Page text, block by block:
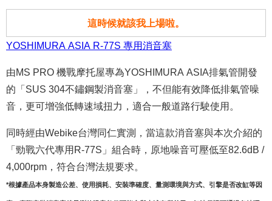
這時候就該我上場啦。
YOSHIMURA ASIA R-77S 專用消音塞
由MS PRO 機戰摩托屋專為YOSHIMURA ASIA排氣管開發
的「SUS 304不鏽鋼製消音塞」，不但能有效降低排氣管噪
音，更可增強低轉速域扭力，適合一般道路行駛使用。
同時經由Webike台灣同仁實測，當這款消音塞與本次介紹的
「勁戰六代專用R-77S」組合時，原地噪音可壓低至82.6dB /
4,000rpm，符合台灣法規要求。
*根據產品本身製造公差、使用損耗、安裝準確度、量測環境與方式、引擎是否改缸等因